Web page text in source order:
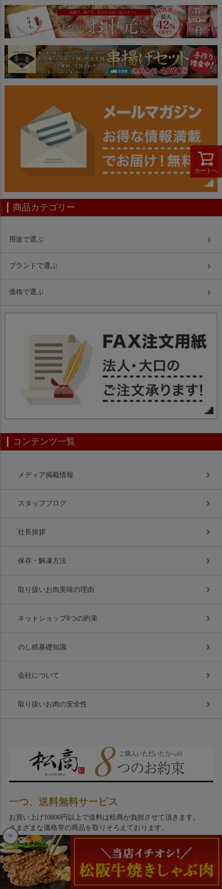
カートへ
ジト
ップ
へ
商品カテゴリー
用途で選ぶ
ブランドで選ぶ
価格で選ぶ
コンテンツ一覧
メディア掲載情報
スタッフブログ
社長挨拶
保存・解凍方法
取り扱いお肉美味の理由
ネットショップ8つの約束
のし紙基礎知識
会社について
取り扱いお肉の安全性
一つ、送料無料サービス
お買い上げ10800円以上で送料は松商が負担させて頂きます。
さまざまな価格帯の商品を取りそろえております。
一つ、商品をさらにおいしく食べていただく
ための
レシピを同梱包
商品のおいしさをさらに引き出し、お客様が少しでもおいしくお
×